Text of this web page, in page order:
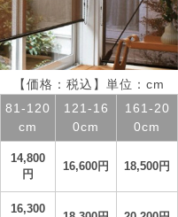
【価格：税込】単位：cm
81-120
cm
121-16
0cm
161-20
0cm
14,800
円
16,600円 18,500円
16,300